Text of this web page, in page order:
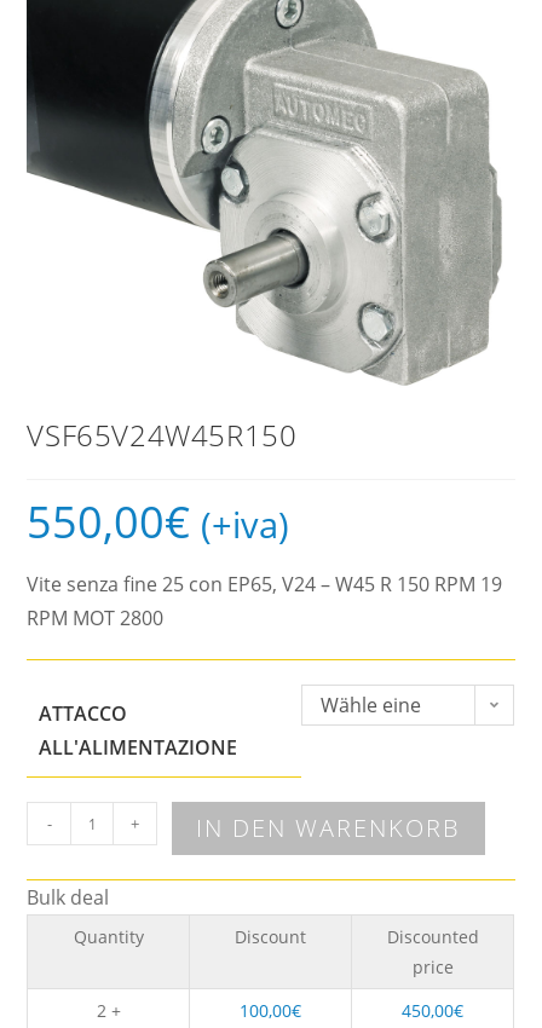
VSF65V24W45R150
550,00€ (+iva)
Vite senza fine 25 con EP65, V24 – W45 R 150 RPM 19
RPM MOT 2800
ATTACCO
ALL'ALIMENTAZIONE
Wähle eine
- + IN DEN WARENKORB
Bulk deal
Quantity Discount
Discounted
price
2 +
100,00€ 450,00€